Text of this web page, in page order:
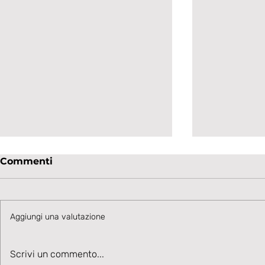
UNDER 19 - GOAL FLASH
Commenti
Aggiungi una valutazione
Scrivi un commento...